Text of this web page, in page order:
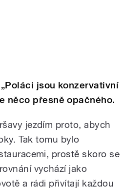
jsou konzervativní
něco přesně opačného.
jezdím proto, abych
Tak tomu bylo
prostě skoro se
vychází jako
a rádi přivítají každou